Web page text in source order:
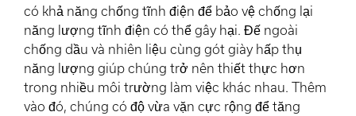
có khả năng chống tĩnh điện để bảo vệ chống lại
năng lượng tĩnh điện có thể gây hại. Đế ngoài
chống dầu và nhiên liệu cùng gót giày hấp thụ
năng lượng giúp chúng trở nên thiết thực hơn
trong nhiều môi trường làm việc khác nhau. Thêm
vào đó, chúng có độ vừa vặn cực rộng để tăng